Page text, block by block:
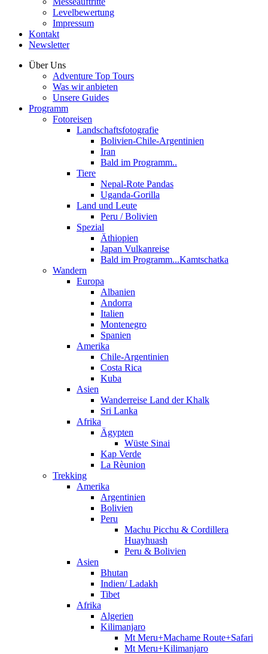
Levelbewertung
Impressum
Kontakt
Newsletter
Über Uns
Adventure Top Tours
Was wir anbieten
Unsere Guides
Programm
Fotoreisen
Landschaftsfotografie
Bolivien-Chile-Argentinien
Iran
Bald im Programm..
Tiere
Nepal-Rote Pandas
Uganda-Gorilla
Land und Leute
Peru / Bolivien
Spezial
Äthiopien
Japan Vulkanreise
Bald im Programm...Kamtschatka
Wandern
Europa
Albanien
Andorra
Italien
Montenegro
Spanien
Amerika
Chile-Argentinien
Costa Rica
Kuba
Asien
Wanderreise Land der Khalk
Sri Lanka
Afrika
Ägypten
Wüste Sinai
Kap Verde
La Rèunion
Trekking
Amerika
Argentinien
Bolivien
Peru
Machu Picchu & Cordillera
Huayhuash
Peru & Bolivien
Asien
Bhutan
Indien/ Ladakh
Tibet
Afrika
Algerien
Kilimanjaro
Mt Meru+Machame Route+Safari
Mt Meru+Kilimanjaro